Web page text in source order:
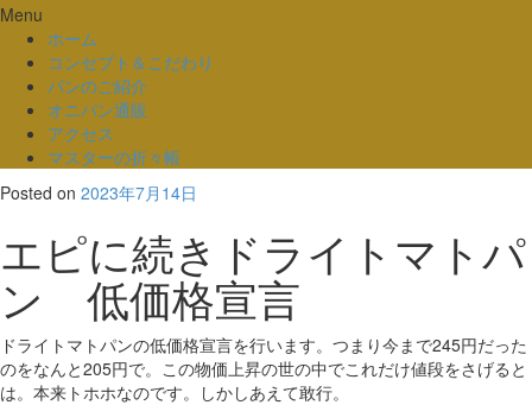
Skip
content
Menu
ホーム
コンセプト＆こだわり
パンのご紹介
オニパン通販
アクセス
マスターの折々帳
Posted on 2023年7月14日
エピに続きドライトマトパ
ン 低価格宣言
ドライトマトパンの低価格宣言を行います。つまり今まで245円だった
のをなんと205円で。この物価上昇の世の中でこれだけ値段をさげると
は。本来トホホなのです。しかしあえて敢行。